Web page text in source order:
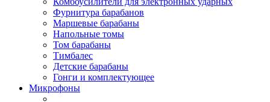
Фурнитура барабанов
Маршевые барабаны
Напольные томы
Том барабаны
Тимбалес
Детские барабаны
Гонги и комплектующее
Микрофоны